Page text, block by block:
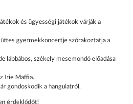
és ügyességi játékok várják a
gyermekkoncertje szórakoztatja a
lábbábos, székely mesemondó előadása
Irie Maffia.
gondoskodik a hangulatról.
érdeklődőt!